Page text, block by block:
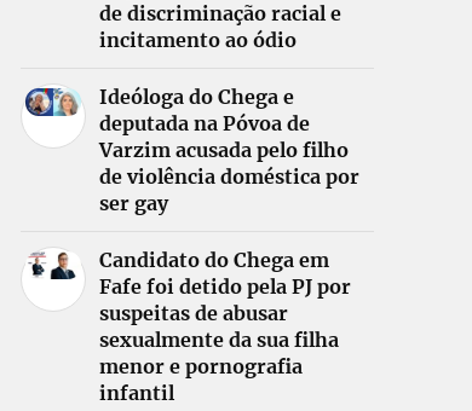
de discriminação racial e
incitamento ao ódio
Ideóloga do Chega e
deputada na Póvoa de
Varzim acusada pelo filho
de violência doméstica por
ser gay
Candidato do Chega em
Fafe foi detido pela PJ por
suspeitas de abusar
sexualmente da sua filha
menor e pornografia
infantil